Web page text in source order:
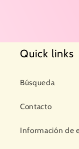
Quick links
Búsqueda
Contacto
Información de